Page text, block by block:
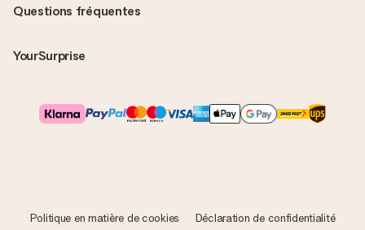
Questions fréquentes
YourSurprise
Politique en matière de cookies
Déclaration de confidentialité